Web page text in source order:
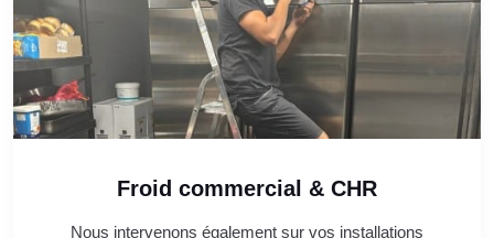
Froid commercial & CHR
Nous intervenons également sur vos installations